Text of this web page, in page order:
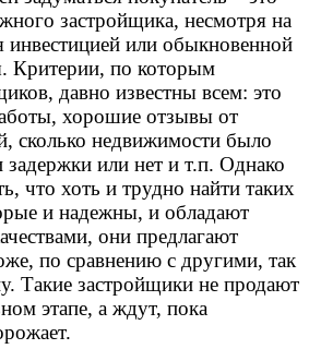
застройщика, несмотря на
инвестицией или обыкновенной
Критерии, по которым
давно известны всем: это
хорошие отзывы от
сколько недвижимости было
или нет и т.п. Однако
что хоть и трудно найти таких
и надежны, и обладают
они предлагают
по сравнению с другими, так
Такие застройщики не продают
этапе, а ждут, пока